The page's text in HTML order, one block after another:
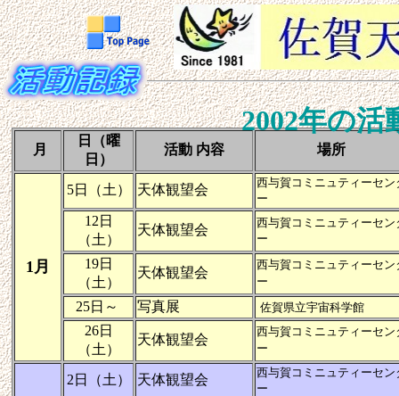
月
日（曜
日）
活動 内容 場所
1月
5日（土） 天体観望会
西与賀コミニュティーセン
ー
12日
（土）
天体観望会
西与賀コミニュティーセン
ー
19日
（土）
天体観望会
西与賀コミニュティーセン
ー
25日～ 写真展 佐賀県立宇宙科学館
26日
（土）
天体観望会
西与賀コミニュティーセン
ー
2日（土） 天体観望会
西与賀コミニュティーセン
ー
2002年の活